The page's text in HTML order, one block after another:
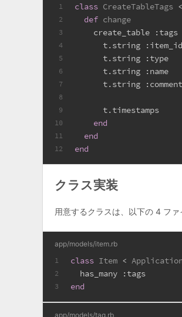
1
2
3
4
5
6
7
8
9
10
11
12
class CreateTableTags
def change
    create_table
:tags
      t.string
:item_id
      t.string
:type
      t.string
:name
      t.string
:comment
      t.timestamps
end
end
end
クラス実装
用意するクラスは、以下の 4 ファ
app/models/item.rb
1
2
3
class Item <
  has_many
:tags
end
app/models/tag.rb